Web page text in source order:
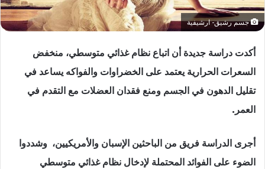
جسم رشيق- ارشيفية
أكدت دراسة جديدة أن اتباع نظام غذائي متوسطي، منخفض
السعرات الحرارية يعتمد على الخضراوات والفواكه يساعد في
تقليل الدهون في الجسم ومنع فقدان العضلات مع التقدم في
العمر.
أجرى الدراسة فريق من الباحثين الإسبان والأمريكيين، وشددوا
الضوء على الفوائد المحتملة لإدخال نظام غذائي متوسطي